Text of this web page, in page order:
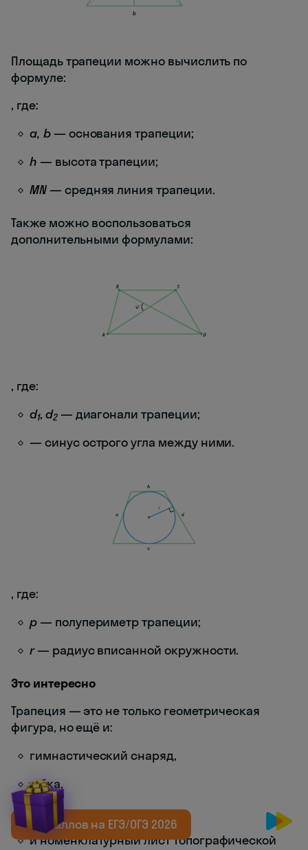
+20 баллов на ЕГЭ/ОГЭ 2026
Площадь трапеции можно вычислить по
формуле:
, где:
a, b— основания трапеции;
h — высота трапеции;
MN— средняя линия трапеции.
Также можно воспользоваться
дополнительными формулами:
, где:
d1, d2— диагонали трапеции;
— синус острого угла между ними.
, где:
p— полупериметр трапеции;
r— радиус вписанной окружности.
Это интересно
Трапеция — это не только геометрическая
фигура, но ещё и:
гимнастический снаряд,
юбка,
кость запястья
и номенклатурный лист топографической